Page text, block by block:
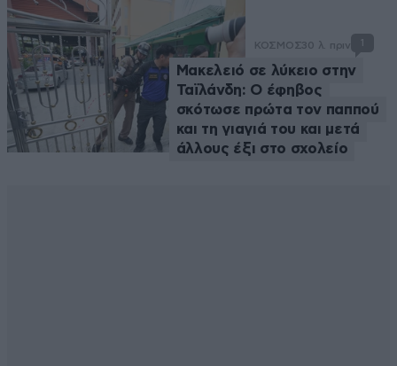
ΚΟΣΜΟΣ30 λ. πριν 1
Μακελειό σε λύκειο στην
Ταϊλάνδη: Ο έφηβος
σκότωσε πρώτα τον παππού
και τη γιαγιά του και μετά
άλλους έξι στο σχολείο